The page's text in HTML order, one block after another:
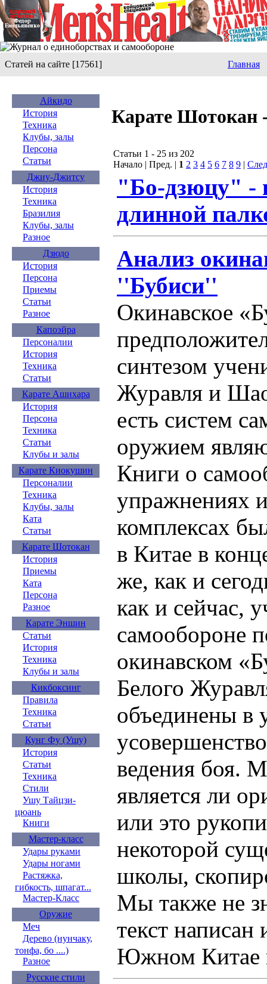
Статей на сайте [17561] Главная
Айкидо
История
Техника
Клубы, залы
Персона
Статьи
Джиу-Джитсу
История
Техника
Бразилия
Клубы, залы
Разное
Дзюдо
История
Персона
Приемы
Статьи
Разное
Капоэйра
Персоналии
История
Техника
Статьи
Карате Ашихара
История
Персона
Техника
Статьи
Клубы и залы
Карате Киокушин
Персоналии
Техника
Клубы, залы
Ката
Статьи
Карате Шотокан
История
Приемы
Ката
Персона
Разное
Карате Эншин
Статьи
История
Техника
Клубы и залы
Кикбоксинг
Правила
Техника
Статьи
Кунг Фу (Ушу)
История
Статьи
Техника
Стили
Ушу Тайцзи-
цюань
Книги
Мастер-класс
Удары руками
Удары ногами
Растяжка,
гибкость, шпагат...
Мастер-Класс
Оружие
Меч
Дерево (нунчаку,
тонфа, бо ....)
Разное
Русские стили
Карате Шотокан
Статьи 1 - 25 из 202
Начало | Пред. | 1 2 3 4 5 6 7 8 9 |
"Бо-дзюцу" -
длинной
Анализ
''Бубиси''
Окинавское
синтезом
Журавля и
есть систем
оружием
Книги о
упражнениях
комплексах
в Китае в
же, как и
как и сейчас,
самообороне
окинавском
Белого
объединены в
ведения боя.
является ли
или это
некоторой
школы,
Мы также не
текст написан
Южном Китае